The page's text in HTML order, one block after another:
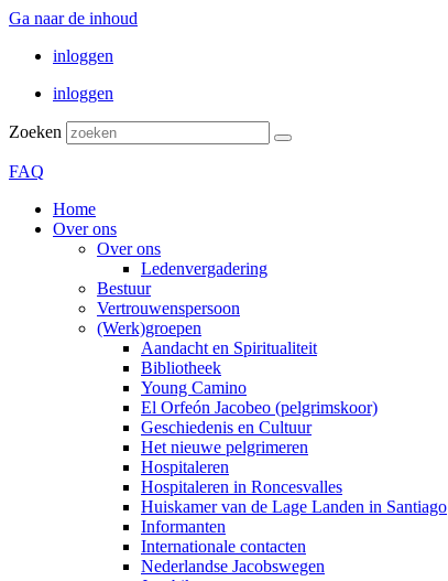
Ga naar de inhoud
inloggen
inloggen
Zoeken
FAQ
Home
Over ons
Over ons
Ledenvergadering
Bestuur
Vertrouwenspersoon
(Werk)groepen
Aandacht en Spiritualiteit
Bibliotheek
Young Camino
El Orfeón Jacobeo (pelgrimskoor)
Geschiedenis en Cultuur
Het nieuwe pelgrimeren
Hospitaleren
Hospitaleren in Roncesvalles
Huiskamer van de Lage Landen in Santiago
Informanten
Internationale contacten
Nederlandse Jacobswegen